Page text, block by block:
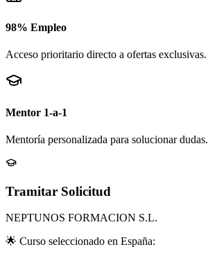
98% Empleo
Acceso prioritario directo a ofertas exclusivas.
Mentor 1-a-1
Mentoría personalizada para solucionar dudas.
Tramitar Solicitud
NEPTUNOS FORMACION S.L.
🌟 Curso seleccionado en España: